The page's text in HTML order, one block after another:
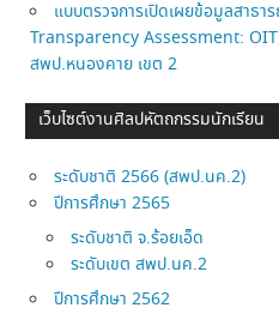
แบบตรวจการเปิดเผยข้อมูลสา
Transparency Assessment:
สพป.หนองคาย เขต 2
เว็บไซต์งานศิลปหัตถกรรมนักเรียน
ระดับชาติ 2566 (สพป.นค.2)
ปีการศึกษา 2565
ระดับชาติ จ.ร้อยเอ็ด
ระดับเขต สพป.นค.2
ปีการศึกษา 2562